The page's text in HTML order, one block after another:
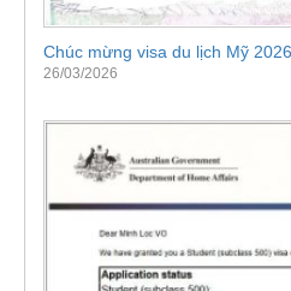
Chúc mừng visa du lịch Mỹ
26/03/2026